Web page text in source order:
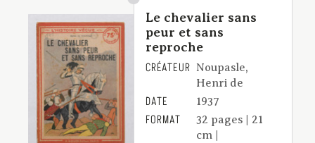
Le chevalier sans
peur et sans
reproche
CRÉATEUR Noupasle,
Henri de
DATE 1937
FORMAT
32 pages | 21
cm |